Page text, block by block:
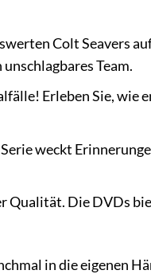
Colt Seavers
Team.
Erleben Sie, wie
weckt
Qualität. Die DVDs
in die eigenen